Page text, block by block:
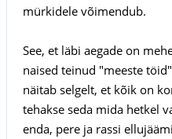
mürkidele võimendub.
See, et läbi aegade on
naised teinud "meeste töid"
näitab selgelt, et kõik on
tehakse seda mida hetkel
enda, pere ja rassi